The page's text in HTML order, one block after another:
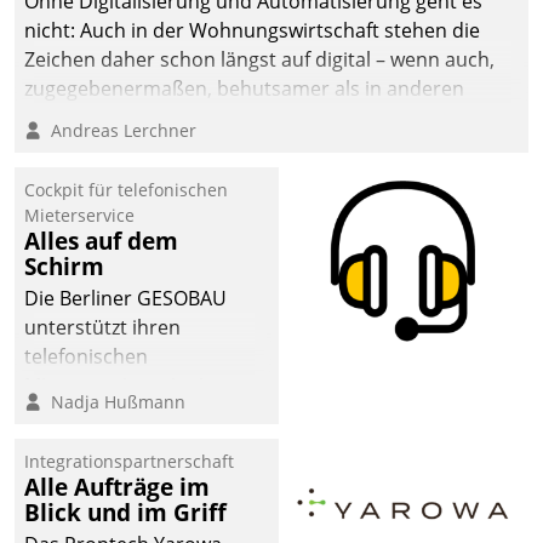
nicht: Auch in der Wohnungswirtschaft stehen die
Zeichen daher schon längst auf digital – wenn auch,
zugegebenermaßen, behutsamer als in anderen
Branchen.
Andreas Lerchner
Cockpit für telefonischen
Mieterservice
Alles auf dem
Schirm
Die Berliner GESOBAU
unterstützt ihren
telefonischen
digitalen Cockpit, das
passende Fragen und
Schlagworte auswirft.
Eine intuitive
Nadja Hußmann
Integrationspartnerschaft
Alle Aufträge im
Blick und im Griff